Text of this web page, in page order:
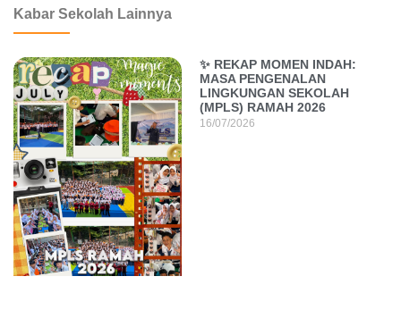
Kabar Sekolah Lainnya
✨ REKAP MOMEN INDAH:
MASA PENGENALAN
LINGKUNGAN SEKOLAH
(MPLS) RAMAH 2026
16/07/2026